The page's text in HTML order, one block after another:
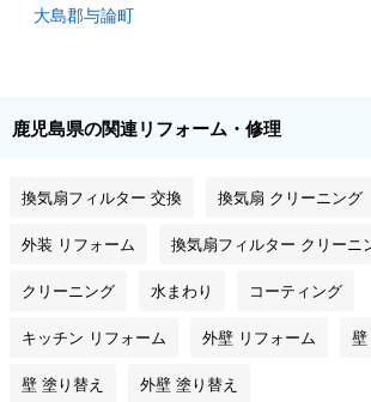
大島郡与論町
鹿児島県の関連リフォーム・修理
換気扇フィルター 交換 換気扇 クリーニング
外装 リフォーム 換気扇フィルター クリーニ
クリーニング 水まわり コーティング
キッチン リフォーム 外壁 リフォーム 壁
壁 塗り替え 外壁 塗り替え